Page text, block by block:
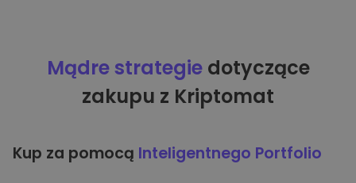
Mądre strategiedotyczące
zakupu z Kriptomat
Kup za pomocą Inteligentnego Portfolio